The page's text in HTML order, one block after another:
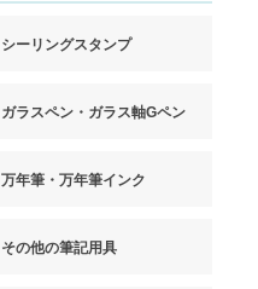
シーリングスタンプ
ガラスペン・ガラス軸Gペン
万年筆・万年筆インク
その他の筆記用具